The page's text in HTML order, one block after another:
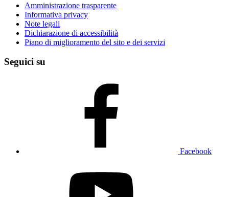
Amministrazione trasparente
Informativa privacy
Note legali
Dichiarazione di accessibilità
Piano di miglioramento del sito e dei servizi
Seguici su
Facebook